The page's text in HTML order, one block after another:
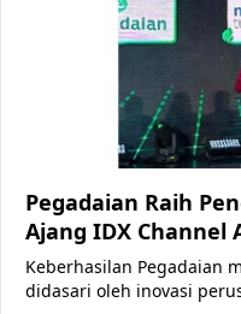
Pegadaian Raih
Ajang IDX Channel
Keberhasilan Pegadaian
didasari oleh inovasi